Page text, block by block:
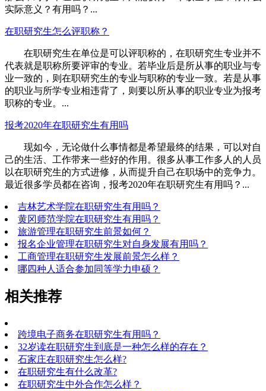
实际意义？有用吗？...
在职研究生怎么评职称？
在职研究生在单位是可以评职称的，在职研究生专业并不
代表就是职称所要评审的专业。若毕业后是所从事的职业与专
业一致的，则在职研究生的专业与职称的专业一致。若是从事
的职业与所学专业相违背了，则要以所从事的职业专业为报考
职称的专业。...
报考2020年在职研究生有用吗
现如今，无论做什么事情都是希望最终的结果，可以对自
己的生活、工作带来一些好的作用。很多从事工作多人的人员
以在职研究生的方式进修，从而提升自己在职场中的竞争力。
最近很多学员都在咨询，报考2020年在职研究生有用吗？...
吉林艺术学院在职研究生有用吗？
黄冈师范学院在职研究生有用吗？
旅游管理在职研究生前景如何？
报名企业管理在职研究生对自身发展有用吗？
工商管理在职研究生发展前景怎么样？
哪四种人适合参加同等学力申硕？
相关推荐
跨境电子商务在职研究生有用吗？
32岁读在职研究生到底是一种怎么样的存在？
石家庄在职研究生怎么样?
在职研究生有什么改革?
在职研究生中外合作怎么样？